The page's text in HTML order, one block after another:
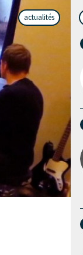
actualités